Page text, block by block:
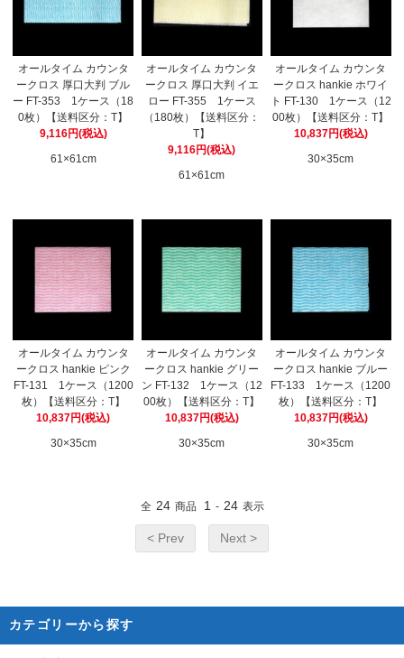
オールタイム カウンタ
ークロス 厚口大判 ブル
ー FT-353 1ケース（18
0枚）【送料区分：T】
9,116円(税込)
61×61cm
オールタイム カウンタ
ークロス 厚口大判 イエ
ロー FT-355 1ケース
（180枚）【送料区分：
T】
9,116円(税込)
61×61cm
オールタイム カウンタ
ークロス hankie ホワイ
ト FT-130 1ケース（12
00枚）【送料区分：T】
10,837円(税込)
30×35cm
オールタイム カウンタ
ークロス hankie ピンク
FT-131 1ケース（1200
枚）【送料区分：T】
10,837円(税込)
30×35cm
オールタイム カウンタ
ークロス hankie グリー
ン FT-132 1ケース（12
00枚）【送料区分：T】
10,837円(税込)
30×35cm
オールタイム カウンタ
ークロス hankie ブルー
FT-133 1ケース（1200
枚）【送料区分：T】
10,837円(税込)
30×35cm
全 24 商品 1 - 24 表示
< Prev Next >
カテゴリーから探す